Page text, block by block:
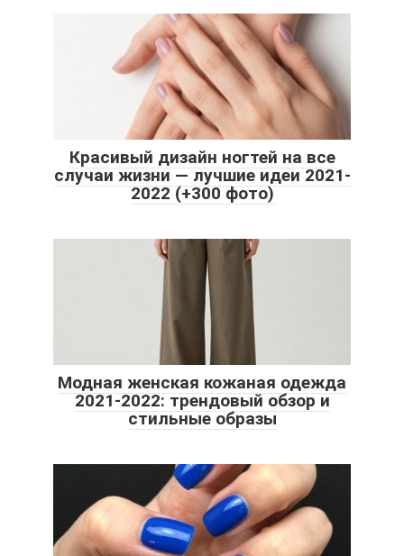
Красивый дизайн ногтей на все
случаи жизни — лучшие идеи 2021-
2022 (+300 фото)
Модная женская кожаная одежда
2021-2022: трендовый обзор и
стильные образы